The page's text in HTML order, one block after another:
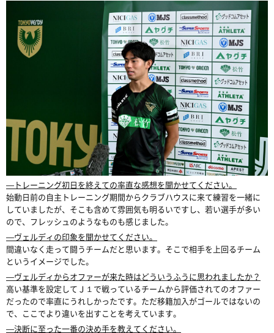
―トレーニング初日を終えての率直な感想を聞かせてください。
始動日前の自主トレーニング期間からクラブハウスに来て練習を一緒に
していましたが、そこも含めて雰囲気も明るいですし、若い選手が多い
ので、フレッシュのようなものも感じました。
―ヴェルディの印象を聞かせてください。
間違いなく走って闘うチームだと思います。そこで相手を上回るチーム
というイメージでした。
―ヴェルディからオファーが来た時はどういうふうに思われましたか？
高い基準を設定してＪ１で戦っているチームから評価されてのオファー
だったので率直にうれしかったです。ただ移籍加入がゴールではないの
で、ここでより違いを出すことを考えています。
―決断に至った一番の決め手を教えてください。